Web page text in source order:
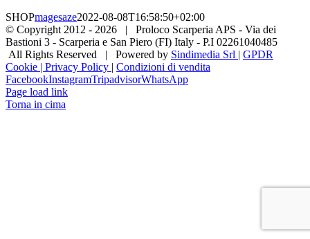
SHOPmagesaze2022-08-08T16:58:50+02:00
© Copyright 2012 - 2026 | Proloco Scarperia APS - Via dei
Bastioni 3 - Scarperia e San Piero (FI) Italy - P.I 02261040485
All Rights Reserved | Powered by Sindimedia Srl | GPDR
Cookie | Privacy Policy | Condizioni di vendita
FacebookInstagramTripadvisorWhatsApp
Page load link
Torna in cima